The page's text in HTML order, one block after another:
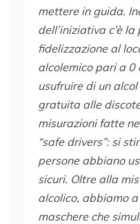
mettere in guida.
dell’iniziativa c’è
fidelizzazione al
alcolemico pari a 0
usufruire di un
gratuita alle
misurazioni fatte
“safe drivers”: si
persone abbiano
sicuri. Oltre alla
alcolico, abbiamo
maschere che